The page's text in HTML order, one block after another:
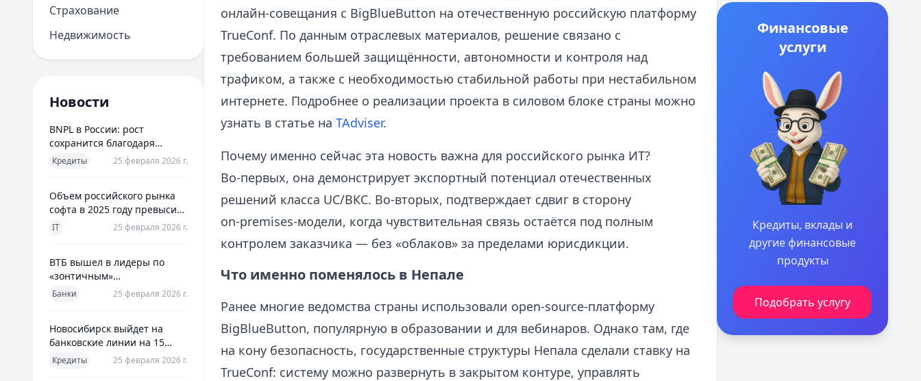
Страхование
Недвижимость
Новости
BNPL в России: рост
сохранится благодаря
новым сценариям
использования
Кредиты 25 февраля 2026 г.
Объем российского рынка
софта в 2025 году превысил
800 млрд рублей
IT 25 февраля 2026 г.
ВТБ вышел в лидеры по
«зонтичным»
поручительствам для МСП
Банки 25 февраля 2026 г.
Новосибирск выйдет на
банковские линии на 15
млрд рублей для закрытия
дефицита
Кредиты 25 февраля 2026 г.
онлайн-совещания с BigBlueButton на отечественную российскую платформу
TrueConf. По данным отраслевых материалов, решение связано с
требованием большей защищённости, автономности и контроля над
трафиком, а также с необходимостью стабильной работы при нестабильном
интернете. Подробнее о реализации проекта в силовом блоке страны можно
узнать в статье на TAdviser.
Почему именно сейчас эта новость важна для российского рынка ИТ?
Во‑первых, она демонстрирует экспортный потенциал отечественных
решений класса UC/ВКС. Во‑вторых, подтверждает сдвиг в сторону
on‑premises‑модели, когда чувствительная связь остаётся под полным
контролем заказчика — без «облаков» за пределами юрисдикции.
Что именно поменялось в Непале
Ранее многие ведомства страны использовали open‑source‑платформу
BigBlueButton, популярную в образовании и для вебинаров. Однако там, где
на кону безопасность, государственные структуры Непала сделали ставку на
TrueConf: систему можно развернуть в закрытом контуре, управлять
Финансовые
услуги
Кредиты, вклады и
другие финансовые
продукты
Подобрать услугу